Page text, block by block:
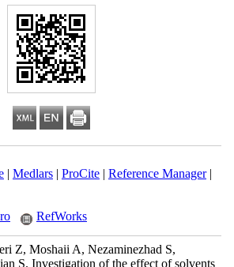
|Medlars|ProCite|Reference Manager
RefWorks
Z, Moshaii A, Nezaminezhad S,
S. Investigation of the effect of solvents